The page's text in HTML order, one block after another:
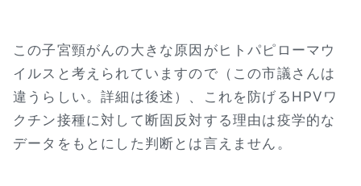
この子宮頸がんの大きな原因がヒトパピローマウ
イルスと考えられていますので（この市議さんは
違うらしい。詳細は後述）、これを防げるHPVワ
クチン接種に対して断固反対する理由は疫学的な
データをもとにした判断とは言えません。